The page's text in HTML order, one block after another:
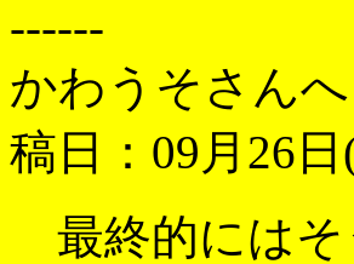
------
かわうそさん
稿日：09月26
最終的にはそ